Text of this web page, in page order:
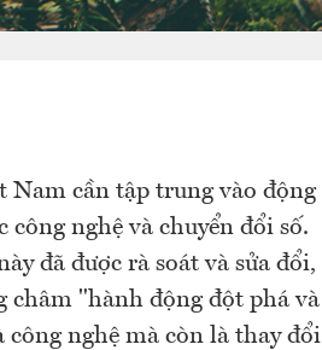
Nam cần tập trung vào động
nghệ và chuyển đổi số.
đã được rà soát và sửa đổi,
châm "hành động đột phá và
nghệ mà còn là thay đổi